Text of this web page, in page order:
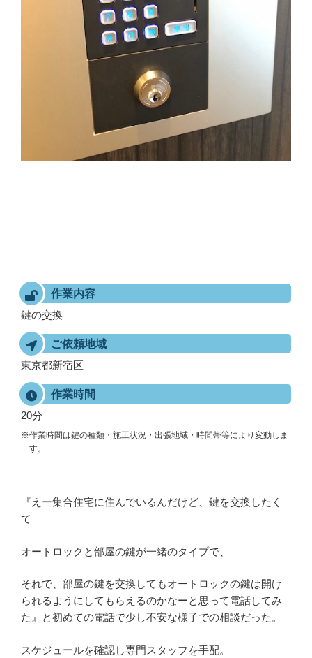
作業内容
鍵の交換
ご依頼地域
東京都新宿区
作業時間
20分
※作業時間は鍵の種類・施工状況・出張地域・時間帯等により変動しま
す。
『えー集合住宅に住んでいるんだけど、鍵を交換したく
て
オートロックと部屋の鍵が一緒のタイプで、
それで、部屋の鍵を交換してもオートロックの鍵は開け
られるようにしてもらえるのかなーと思って電話してみ
た』と初めての電話で少し不安な様子での相談だった。
スケジュールを確認し専門スタッフを手配。